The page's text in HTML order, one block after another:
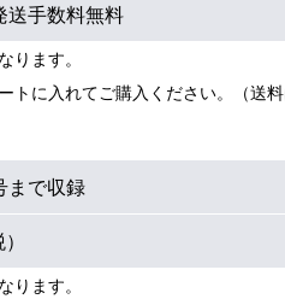
送手数料無料
ます。
に入れてご購入ください。（送
まで収録
ます。